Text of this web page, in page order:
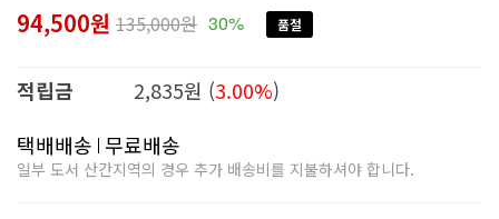
94,500원 135,000원 30% 품절
적립금 2,835원 (3.00%)
택배배송 무료배송
일부 도서 산간지역의 경우 추가 배송비를 지불하셔야 합니다.